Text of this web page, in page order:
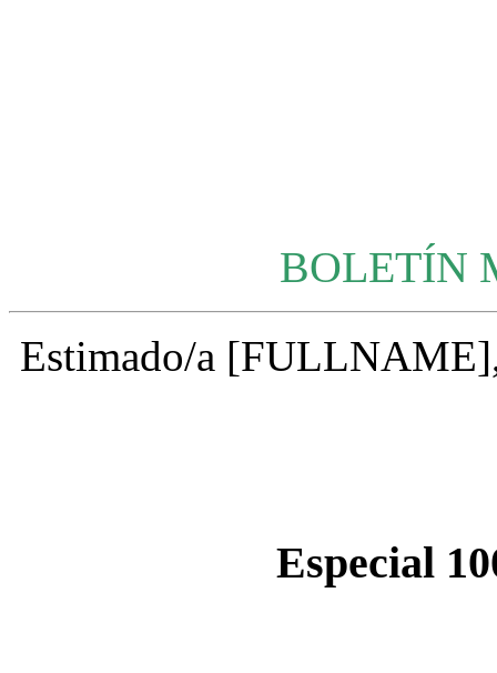
BOLETÍN
Estimado/a
Especial